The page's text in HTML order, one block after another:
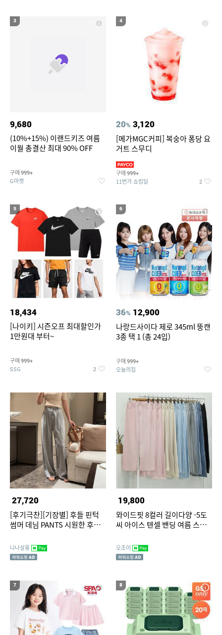
3
9,680
(10%+15%) 이랜드키즈 여름
이월 총결산 최대 90% OFF
구매 999+
G마켓
4
20% 3,120
[메가MGC커피] 복숭아 퐁당 요
거트 스무디
구매 999+
11번가 쇼킹딜 2
5
18,434
[나이키] 시즌오프 최대할인가
1만원대 부터~
구매 999+
SSG 2
6
36% 12,900
나랑드사이다 제로 345ml 뚱캔
3종 택 1 (총 24입)
구매 999+
오늘의집
27,720
[후기극찬][기장별] 후들 핀턱
썸머 데님 PANTS 시원한 후들
나나살롱
19,800
와이드핏 8컬러 길이다양 -5도
씨 아이스 텐셀 밴딩 여름 스판
오조이
7 8